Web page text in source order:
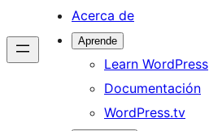
Acerca de
Aprende
Learn WordPress
Documentación
WordPress.tv